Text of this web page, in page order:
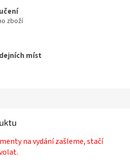
zboží
míst
na vydání zašleme, stačí